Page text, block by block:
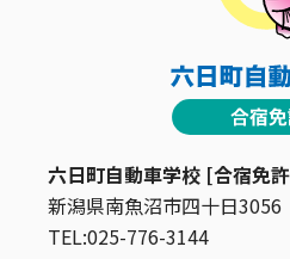
六日町自動車学校 [合宿免
新潟県南魚沼市四十日3056
TEL:025-776-3144